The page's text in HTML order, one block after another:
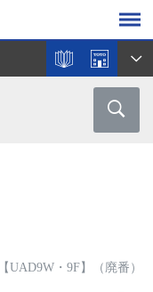
UAD9W・9F】（廃番）